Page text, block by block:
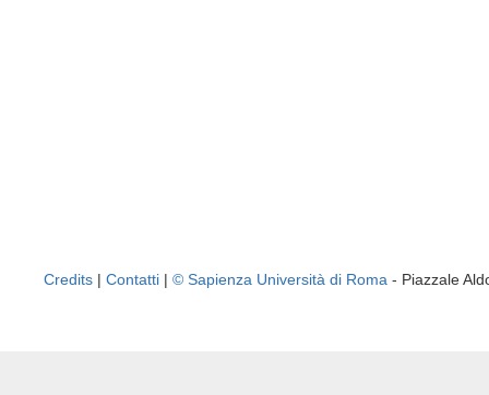
Credits | Contatti | © Sapienza Università di Roma - Piazzale